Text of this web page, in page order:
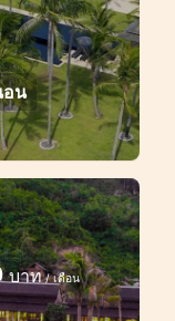
retreat,
อน
Phang
10
บาท/ เดือน